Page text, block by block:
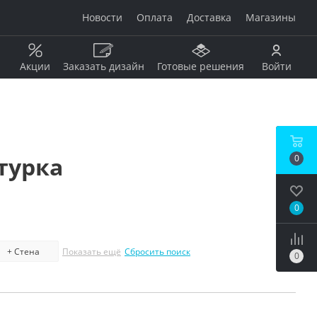
Новости Оплата Доставка Магазины
Кирпич
Акции Заказать дизайн Готовые решения Войти
+ Стена Показать ещё Сбросить поиск
0
0
0